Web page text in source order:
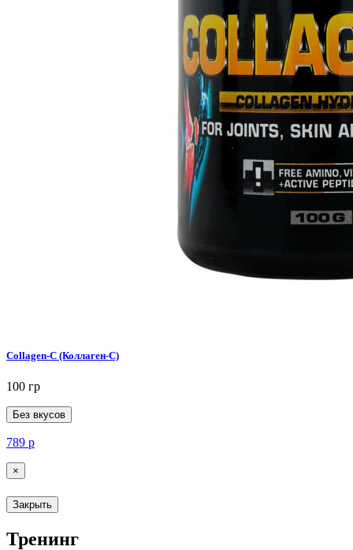
Collagen-C (Коллаген-C)
100 гр
Без вкусов
789 р
×
Закрыть
Тренинг